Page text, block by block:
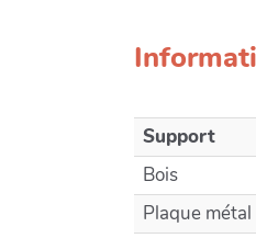
Support
Bois
Plaque métal